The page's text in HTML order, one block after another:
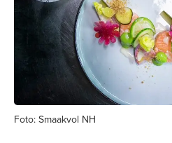
Foto: Smaakvol NH